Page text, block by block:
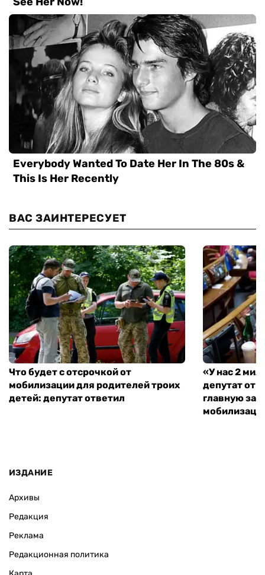
ВАС ЗАИНТЕРЕСУЕТ
Что будет с отсрочкой от
мобилизации для родителей троих
детей: депутат ответил
«У нас 2
депутат от
главную
ИЗДАНИЕ
Архивы
Редакция
Реклама
Редакционная политика